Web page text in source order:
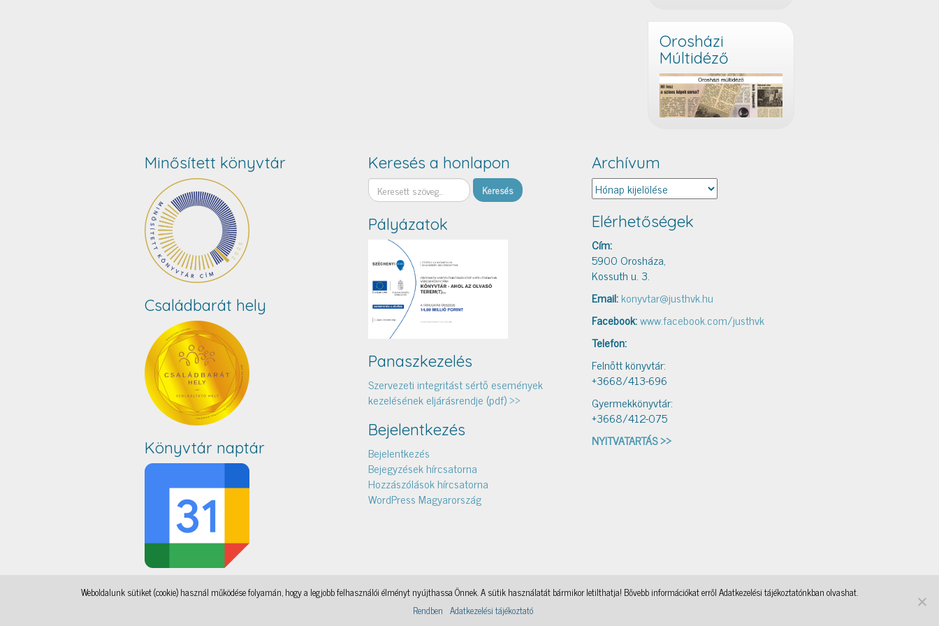
Orosházi
Múltidéző
Minősített könyvtár
Családbarát hely
Könyvtár naptár
Keresés a honlapon
Keresés
Pályázatok
Panaszkezelés
Szervezeti integritást sértő események
kezelésének eljárásrendje (pdf) >>
Bejelentkezés
Bejelentkezés
Bejegyzések hírcsatorna
Hozzászólások hírcsatorna
WordPress Magyarország
Archívum
Archívum
Elérhetőségek
Cím:
5900 Orosháza,
Kossuth u. 3.
Email:konyvtar@justhvk.hu
Facebook:www.facebook.com/justhvk
Telefon:
Felnőtt könyvtár:
+3668/413-696
Gyermekkönyvtár:
+3668/412-075
NYITVATARTÁS >>
IAMSocial, a WordPress Theme by@aicragellebasi Könyvtári levelezés, a WordPress Theme by@aicragellebasiNyomtató, a WordPress Theme by@aicragellebasiOKKA, a WordPress Theme by@aicragellebasi
Weboldalunk sütiket (cookie) használ működése folyamán, hogy a legjobb felhasználói élményt nyújthassa Önnek. A sütik használatát bármikor letilthatja! Bővebb információkat erről Adatkezelési tájékoztatónkban olvashat.
Rendben Adatkezelési tájékoztató